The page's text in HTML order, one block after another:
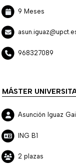
9 Meses
968327089
MÁSTER
Asunción Iguaz
ING B1
2 plazas